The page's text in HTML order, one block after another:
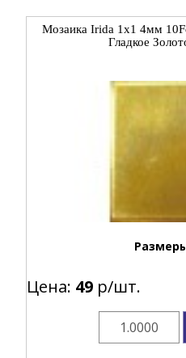
Мозаика Irida 1x1 4мм
Гладкое
Цена: 49р/шт.